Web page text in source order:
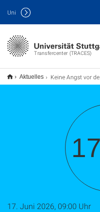
Transfercenter (TRACES)
Uni
Aktuelles Keine Angst vor dem Finanzamt - Steuerwissen für Gründer*innen
17. Juni 2026, 09:00 Uhr